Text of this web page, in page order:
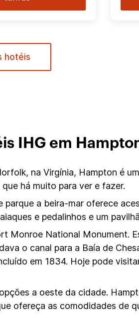
hotéis
IHG em
na Virgínia, Hampton é
há muito para ver e fazer.
a beira-mar oferece
e pedalinhos e um
Monroe National Monument.
o canal para a Baía de
em 1834. Hoje pode
a oeste da cidade.
ofereça as comodidades de